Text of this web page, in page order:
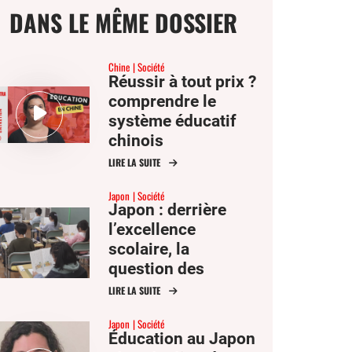
DANS LE MÊME DOSSIER
Chine Société
Réussir à tout prix ?
comprendre le
système éducatif
chinois
LIRE LA SUITE
Japon Société
Japon : derrière
l’excellence
scolaire, la
question des
inégalités
LIRE LA SUITE
Japon Société
Éducation au Japon